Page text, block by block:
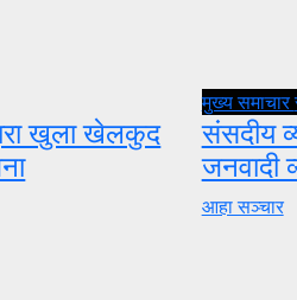
खुला खेलकुद
मुख्य समाचार
संसदीय
जनवादी
आहा सञ्चार